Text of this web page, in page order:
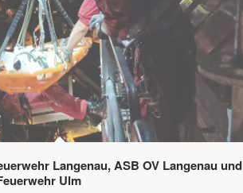
Langenau, ASB OV Langenau und
Ulm